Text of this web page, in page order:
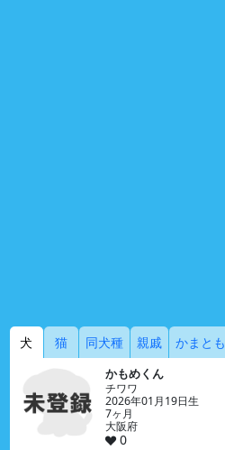
犬 猫 同犬種 親戚 かまとも
かもめくん
チワワ
2026年01月19日生
7ヶ月
大阪府
0